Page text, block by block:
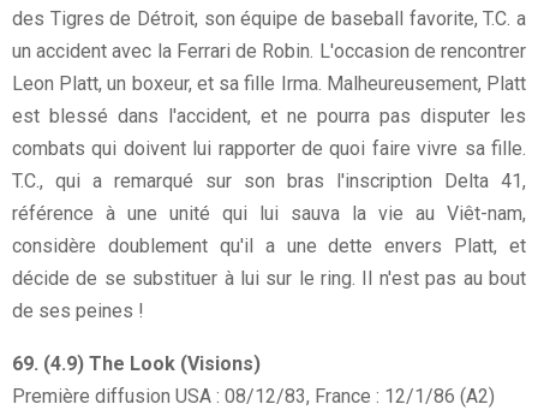
des Tigres de Détroit, son équipe de baseball favorite, T.C. a
un accident avec la Ferrari de Robin. L'occasion de rencontrer
Leon Platt, un boxeur, et sa fille Irma. Malheureusement, Platt
est blessé dans l'accident, et ne pourra pas disputer les
combats qui doivent lui rapporter de quoi faire vivre sa fille.
T.C., qui a remarqué sur son bras l'inscription Delta 41,
référence à une unité qui lui sauva la vie au Viêt-nam,
considère doublement qu'il a une dette envers Platt, et
décide de se substituer à lui sur le ring. Il n'est pas au bout
de ses peines !
69. (4.9) The Look (Visions)
Première diffusion USA : 08/12/83, France : 12/1/86 (A2)